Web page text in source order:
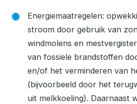
Energiemaatregelen:
stroom door gebruik van
windmolens en
van fossiele brandstoffen
en/of het verminderen van
(bijvoorbeeld door het
uit melkkoeling). Daarnaast